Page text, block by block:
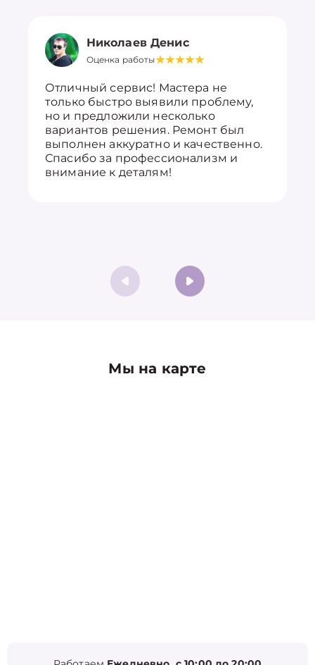
Николаев Денис
Оценка работы
Отличный сервис! Мастера не
только быстро выявили проблему,
но и предложили несколько
вариантов решения. Ремонт был
выполнен аккуратно и качественно.
Спасибо за профессионализм и
внимание к деталям!
Мы на карте